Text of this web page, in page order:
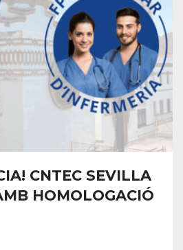
CNTEC SEVILLA
HOMOLOGACIÓ